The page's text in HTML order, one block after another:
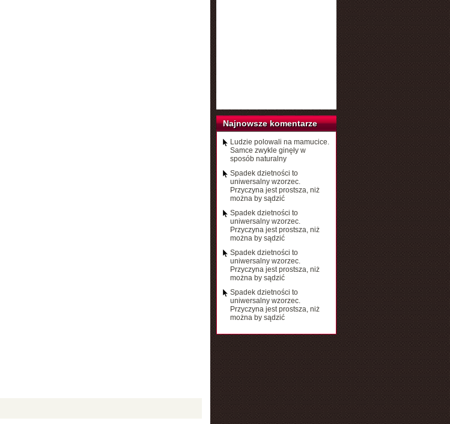
Najnowsze komentarze
Ludzie polowali na mamucice.
Samce zwykle ginęły w
sposób naturalny
Spadek dzietności to
uniwersalny wzorzec.
Przyczyna jest prostsza, niż
można by sądzić
Spadek dzietności to
uniwersalny wzorzec.
Przyczyna jest prostsza, niż
można by sądzić
Spadek dzietności to
uniwersalny wzorzec.
Przyczyna jest prostsza, niż
można by sądzić
Spadek dzietności to
uniwersalny wzorzec.
Przyczyna jest prostsza, niż
można by sądzić